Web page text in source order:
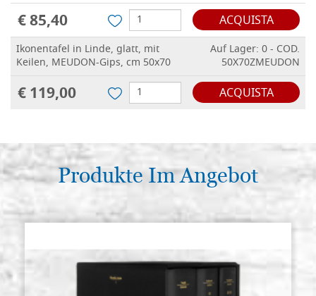
€ 85,40 ACQUISTA
Ikonentafel in Linde, glatt, mit
Keilen, MEUDON-Gips, cm 50x70
Auf Lager: 0 - COD.
50X70ZMEUDON
€ 119,00 ACQUISTA
Produkte Im Angebot